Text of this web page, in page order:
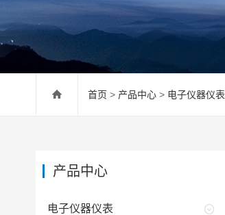
首页 > 产品中心 > 电子仪器仪表
产品中心
电子仪器仪表